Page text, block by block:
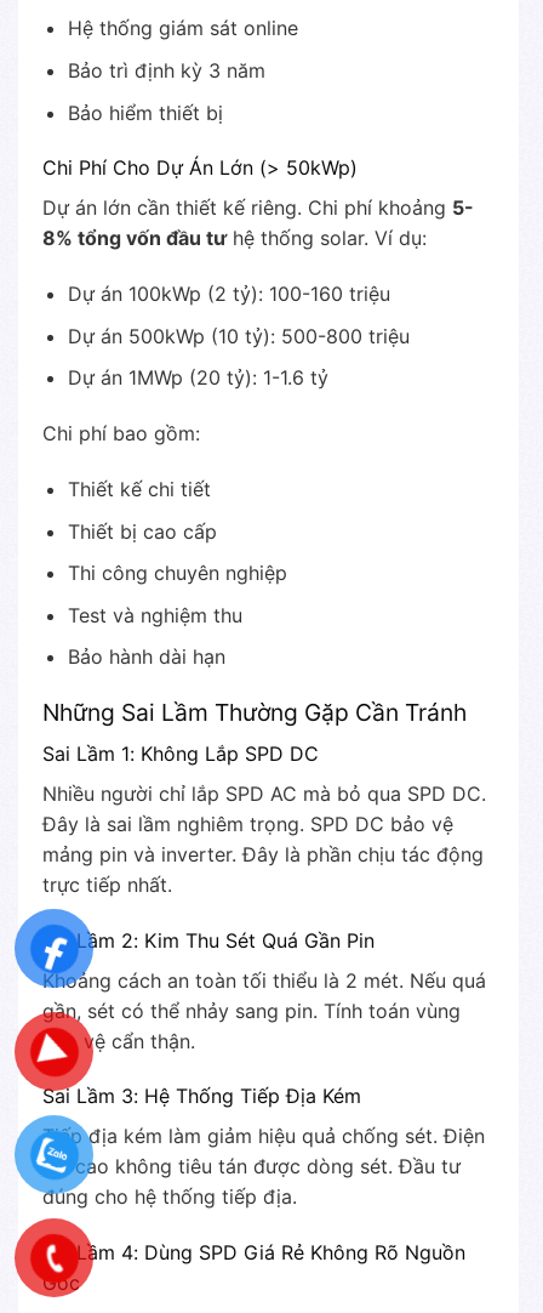
Hệ thống giám sát online
Bảo trì định kỳ 3 năm
Bảo hiểm thiết bị
Chi Phí Cho Dự Án Lớn (> 50kWp)
Dự án lớn cần thiết kế riêng. Chi phí khoảng 5-
8% tổng vốn đầu tưhệ thống solar. Ví dụ:
Dự án 100kWp (2 tỷ): 100-160 triệu
Dự án 500kWp (10 tỷ): 500-800 triệu
Dự án 1MWp (20 tỷ): 1-1.6 tỷ
Chi phí bao gồm:
Thiết kế chi tiết
Thiết bị cao cấp
Thi công chuyên nghiệp
Test và nghiệm thu
Bảo hành dài hạn
Những Sai Lầm Thường Gặp Cần Tránh
Sai Lầm 1: Không Lắp SPD DC
Nhiều người chỉ lắp SPD AC mà bỏ qua SPD DC.
Đây là sai lầm nghiêm trọng. SPD DC bảo vệ
mảng pin và inverter. Đây là phần chịu tác động
trực tiếp nhất.
Sai Lầm 2: Kim Thu Sét Quá Gần Pin
Khoảng cách an toàn tối thiểu là 2 mét. Nếu quá
gần, sét có thể nhảy sang pin. Tính toán vùng
bảo vệ cẩn thận.
Sai Lầm 3: Hệ Thống Tiếp Địa Kém
Tiếp địa kém làm giảm hiệu quả chống sét. Điện
trở cao không tiêu tán được dòng sét. Đầu tư
đúng cho hệ thống tiếp địa.
Sai Lầm 4: Dùng SPD Giá Rẻ Không Rõ Nguồn
Gốc